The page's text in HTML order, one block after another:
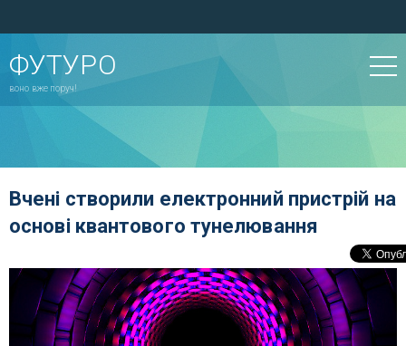
ФУТУРО
воно вже поруч!
Вчені створили електронний пристрій на
основі квантового тунелювання